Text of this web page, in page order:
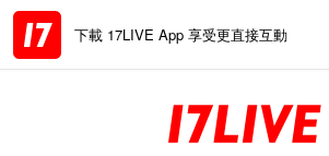
下載 17LIVE App 享受更直接互動